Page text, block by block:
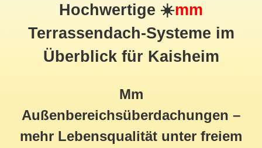
Hochwertige ☀️mm
Terrassendach-Systeme im
Überblick für Kaisheim
Mm
Außenbereichsüberdachungen –
mehr Lebensqualität unter freiem